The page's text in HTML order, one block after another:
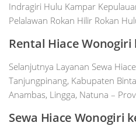
Indragiri Hulu Kampar
Pelalawan Rokan Hilir Rokan
Rental HiaceWonogiri
Selanjutnya Layanan Sewa
Tanjungpinang, Kabupaten
Anambas, Lingga, Natuna –
Sewa Hiace Wonogiri